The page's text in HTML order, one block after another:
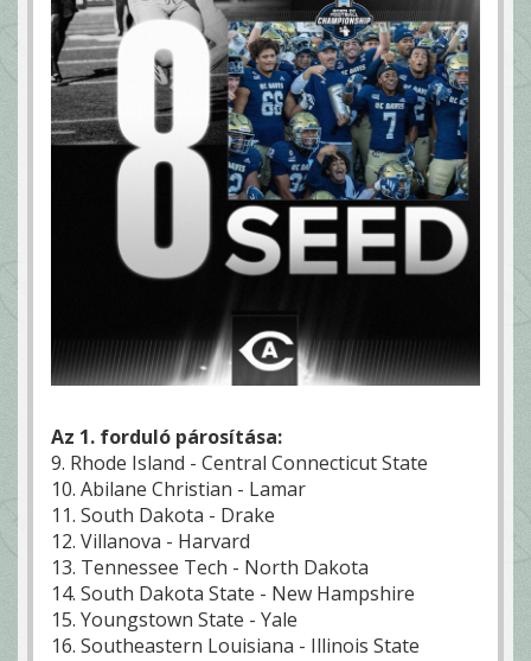
Az 1. forduló párosítása:
9. Rhode Island - Central Connecticut State
10. Abilane Christian - Lamar
11. South Dakota - Drake
12. Villanova - Harvard
13. Tennessee Tech - North Dakota
14. South Dakota State - New Hampshire
15. Youngstown State - Yale
16. Southeastern Louisiana - Illinois State